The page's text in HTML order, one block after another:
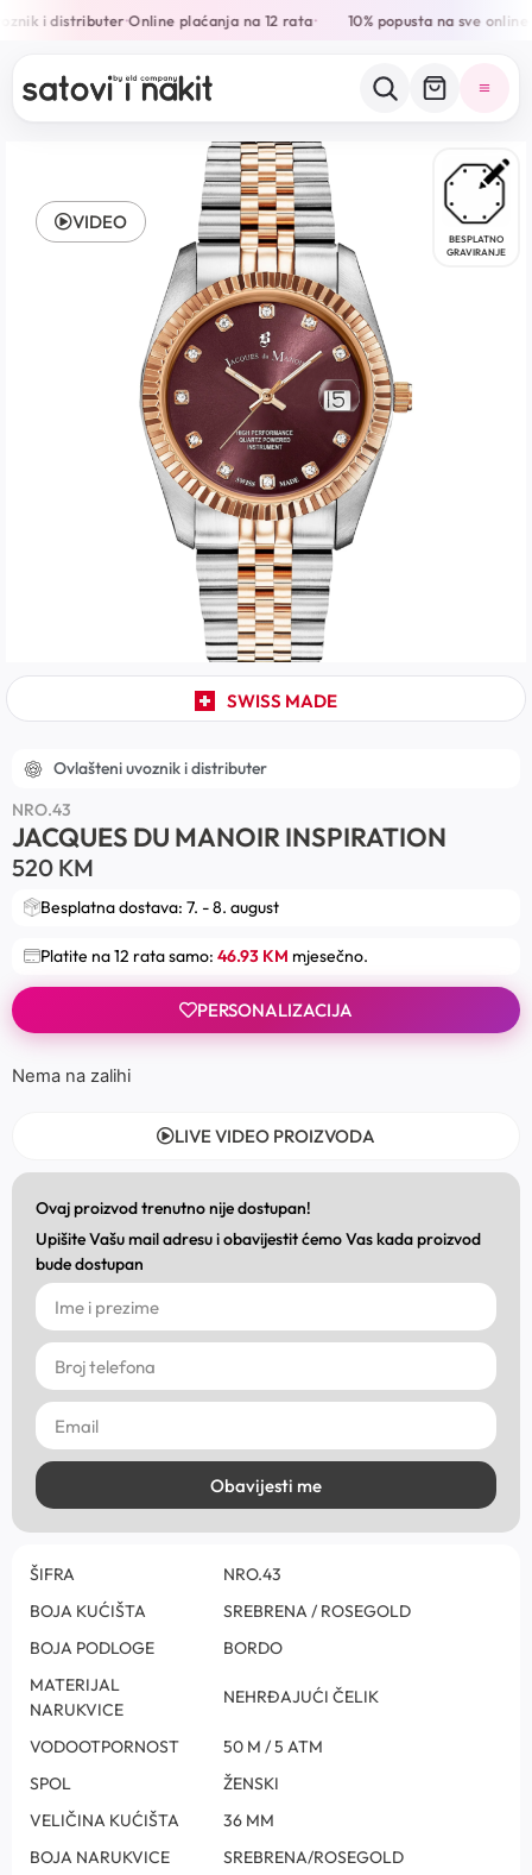
i distributer•Online plaćanja na 12 rata• 10% popusta na sve online
BESPLATNO
GRAVIRANJE
SWISS MADE
VIDEO
Ovlašteni uvoznik i distributer
NRO.43
JACQUES DU MANOIR INSPIRATION
520 KM
Besplatna dostava: 7. - 8. august
Platite na 12 rata samo: 46.93 KM mjesečno.
PERSONALIZACIJA
Nema na zalihi
LIVE VIDEO PROIZVODA
Ovaj proizvod trenutno nije dostupan!
Upišite Vašu mail adresu i obavijestit ćemo Vas kada proizvod
bude dostupan
Obavijesti me
ŠIFRA
NRO.43
BOJA KUĆIŠTA
SREBRENA / ROSEGOLD
BOJA PODLOGE
BORDO
MATERIJAL
NARUKVICE
NEHRĐAJUĆI ČELIK
VODOOTPORNOST
50 M / 5 ATM
SPOL
ŽENSKI
VELIČINA KUĆIŠTA
36 MM
BOJA NARUKVICE
SREBRENA/ROSEGOLD